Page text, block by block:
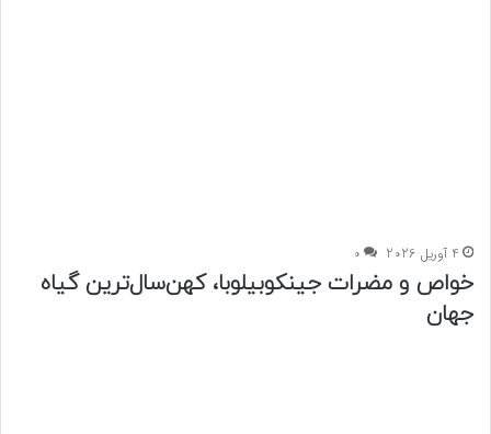
4 آوریل 2026 0
خواص و مضرات جینکوبیلوبا، کهن‌سال‌ترین گیاه
جهان